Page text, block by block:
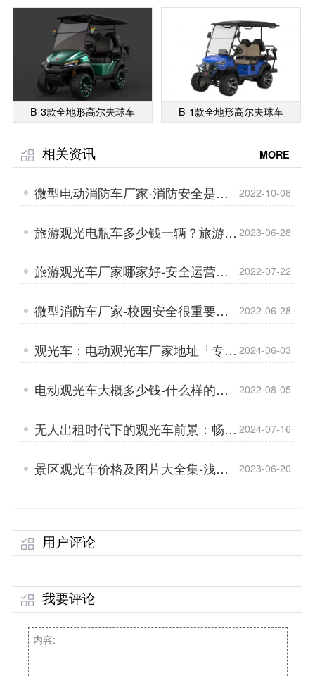
B-3款全地形高尔夫球车 B-1款全地形高尔夫球车
相关资讯 MORE
微型电动消防车厂家-消防安全是重
中之重「专菱」
2022-10-08
旅游观光电瓶车多少钱一辆？旅游观
光车为什么受欢迎？「专菱」
2023-06-28
旅游观光车厂家哪家好-安全运营专
项「专菱」
2022-07-22
微型消防车厂家-校园安全很重要
「专菱」
2022-06-28
观光车：电动观光车厂家地址「专
菱」
2024-06-03
电动观光车大概多少钱-什么样的观
光车比较好「专菱」
2022-08-05
无人出租时代下的观光车前景：畅享
无限可能「专菱」
2024-07-16
景区观光车价格及图片大全集-浅谈
总装工艺「专菱」
2023-06-20
用户评论
我要评论